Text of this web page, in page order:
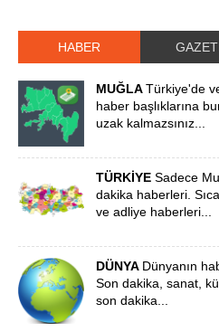
HABER
MUĞLATürkiye'de
haber başlıklarına
uzak kalmazsınız...
TÜRKİYESadece
dakika haberleri.
ve adliye haberleri...
DÜNYA Dünyanın
Son dakika, sanat,
son dakika...